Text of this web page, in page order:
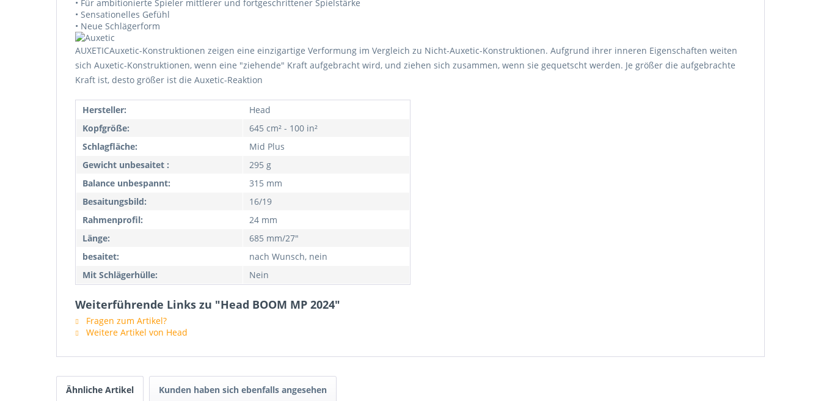
• Für ambitionierte Spieler mittlerer und fortgeschrittener Spielstärke
• Sensationelles Gefühl
• Neue Schlägerform
AUXETICAuxetic-Konstruktionen zeigen eine einzigartige Verformung im Vergleich zu Nicht-Auxetic-Konstruktionen. Aufgrund ihrer inneren Eigenschaften weiten
sich Auxetic-Konstruktionen, wenn eine "ziehende" Kraft aufgebracht wird, und ziehen sich zusammen, wenn sie gequetscht werden. Je größer die aufgebrachte
Kraft ist, desto größer ist die Auxetic-Reaktion
Hersteller:
Head
Kopfgröße:
645 cm² - 100 in²
Schlagfläche:
Mid Plus
Gewicht unbesaitet :
295 g
Balance unbespannt:
315 mm
Besaitungsbild:
16/19
Rahmenprofil:
24 mm
Länge:
685 mm/27"
besaitet:
nach Wunsch, nein
Mit Schlägerhülle:
Nein
Weiterführende Links zu "Head BOOM MP 2024"
Fragen zum Artikel?
Weitere Artikel von Head
Ähnliche Artikel Kunden haben sich ebenfalls angesehen